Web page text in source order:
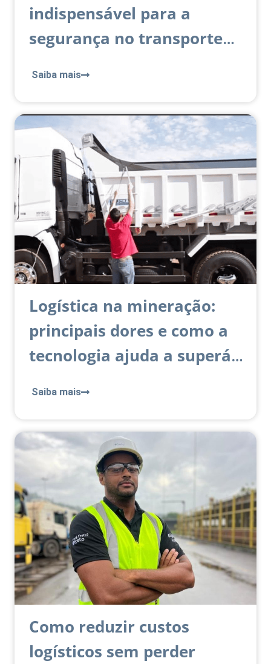
indispensável para a
segurança no transporte
Saiba mais
Logística na mineração:
principais dores e como a
tecnologia ajuda a superá-
Saiba mais
Como reduzir custos
logísticos sem perder